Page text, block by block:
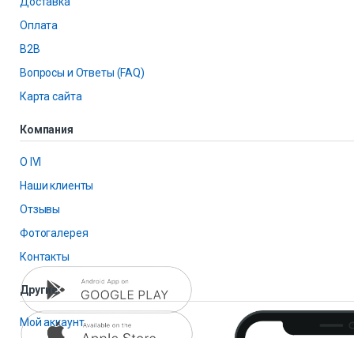
Оплата
B2B
Вопросы и Ответы (FAQ)
Карта сайта
Компания
О IVI
Наши клиенты
Отзывы
Фотогалерея
Контакты
Другие
Мой аккаунт